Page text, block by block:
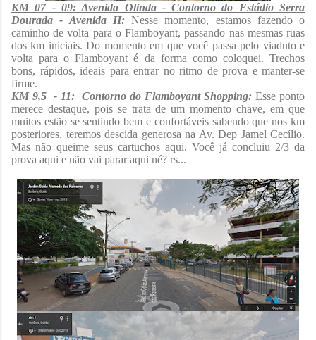
KM 07 - 09: Avenida Olinda - Contorno do Estádio Serra
Dourada - Avenida H: Nesse momento, estamos fazendo o
caminho de volta para o Flamboyant, passando nas mesmas ruas
dos km iniciais. Do momento em que você passa pelo viaduto e
volta para o Flamboyant é da forma como coloquei. Trechos
bons, rápidos, ideais para entrar no ritmo de prova e manter-se
firme.
KM 9,5 - 11: Contorno do Flamboyant Shopping: Esse ponto
merece destaque, pois se trata de um momento chave, em que
muitos estão se sentindo bem e confortáveis sabendo que nos km
posteriores, teremos descida generosa na Av. Dep Jamel Cecílio.
Mas não queime seus cartuchos aqui. Você já concluiu 2/3 da
prova aqui e não vai parar aqui né? rs...